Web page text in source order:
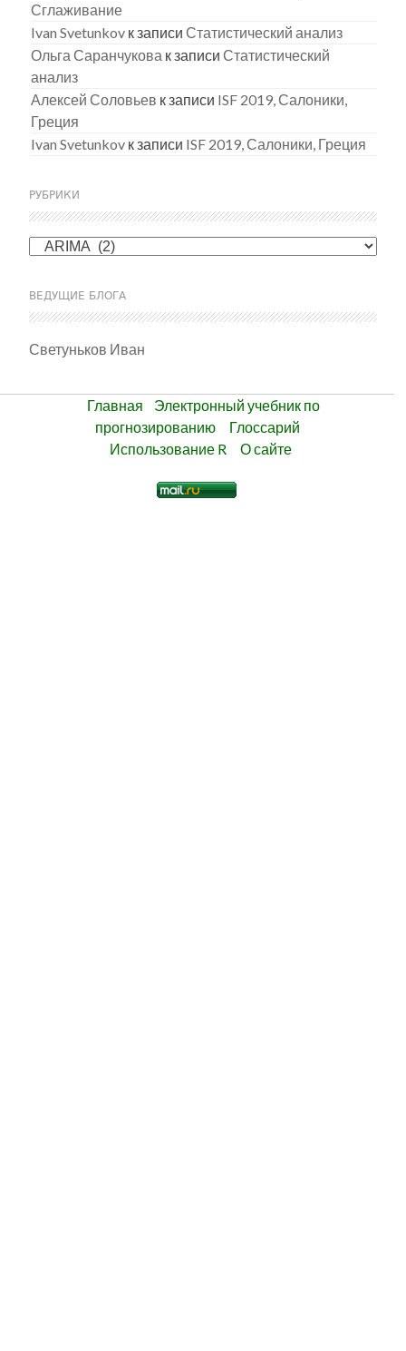
Сглаживание
Ivan Svetunkov к записиСтатистический анализ
Ольга Саранчукова к записиСтатистический
анализ
Алексей Соловьев к записи ISF 2019, Салоники,
Греция
Ivan Svetunkov к записи ISF 2019, Салоники, Греция
РУБРИКИ
Рубрики
ВЕДУЩИЕ БЛОГА
Светуньков Иван
Главная
Электронный учебник по
прогнозированию
Глоссарий
Использование R
О сайте